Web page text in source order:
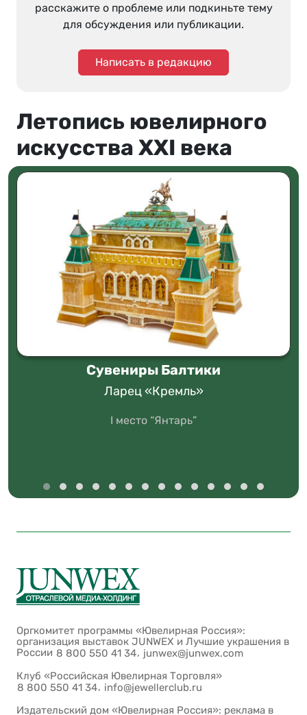
расскажите о проблеме или подкиньте тему
для обсуждения или публикации.
Написать в редакцию
Летопись ювелирного
искусства XXI века
Сувениры Балтики
Ларец «Кремль»
I место “Янтарь”
Оргкомитет программы «Ювелирная Россия»:
организация выставок JUNWEX и Лучшие украшения в
России 8 800 550 41 34, junwex@junwex.com
Клуб «Российская Ювелирная Торговля»
8 800 550 41 34, info@jewellerclub.ru
Издательский дом «Ювелирная Россия»: реклама в